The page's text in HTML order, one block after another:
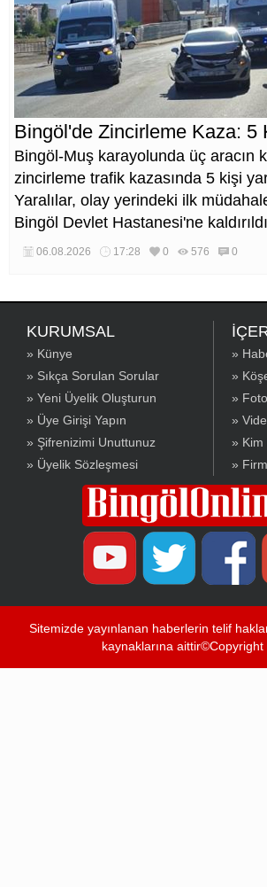
Bingöl'de Zincirleme Kaza: 5
Bingöl-Muş karayolunda üç aracın
zincirleme trafik kazasında 5 kişi
Yaralılar, olay yerindeki ilk
Bingöl Devlet Hastanesi'ne
06.08.2026 17:28 0 576 0
KURUMSAL
» Künye
» Sıkça Sorulan Sorular
» Yeni Üyelik Oluşturun
» Üye Girişi Yapın
» Şifrenizimi Unuttunuz
» Üyelik Sözleşmesi
»
»
»
»
» Kim
»
Sitemizde yayınlanan haberlerin telif
kaynaklarına aittir©Copyright